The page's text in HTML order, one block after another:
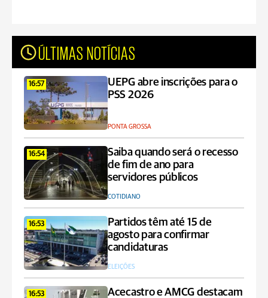
ÚLTIMAS NOTÍCIAS
16:57
UEPG abre inscrições para o
PSS 2026
PONTA GROSSA
16:54
Saiba quando será o recesso
de fim de ano para
servidores públicos
COTIDIANO
16:53
Partidos têm até 15 de
agosto para confirmar
candidaturas
ELEIÇÕES
16:53
Acecastro e AMCG destacam